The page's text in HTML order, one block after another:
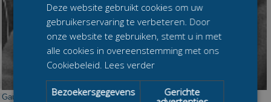
Gauke Nijholt
Deze website gebruikt cookies om uw
gebruikerservaring te verbeteren. Door
onze website te gebruiken, stemt u in met
alle cookies in overeenstemming met ons
Cookiebeleid. Lees verder
Bezoekersgegevens
Gerichte